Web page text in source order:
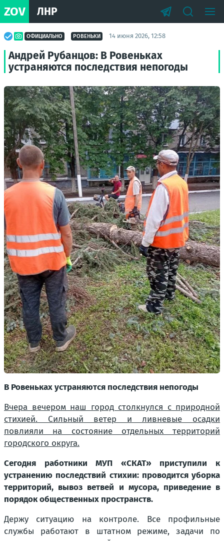
ZOV ЛНР
ОФИЦИАЛЬНО РОВЕНЬКИ 14 июня 2026, 12:58
Андрей Рубанцов: В Ровеньках
устраняются последствия непогоды
В Ровеньках устраняются последствия непогоды
Вчера вечером наш город столкнулся с природной
стихией. Сильный ветер и ливневые осадки
повлияли на состояние отдельных территорий
городского округа.
Сегодня работники МУП «СКАТ» приступили к
устранению последствий стихии: проводится уборка
территорий, вывоз ветвей и мусора, приведение в
порядок общественных пространств.
Держу ситуацию на контроле. Все профильные
службы работают в штатном режиме, задачи по